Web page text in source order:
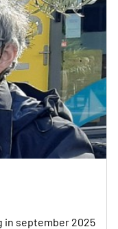
in september 2025